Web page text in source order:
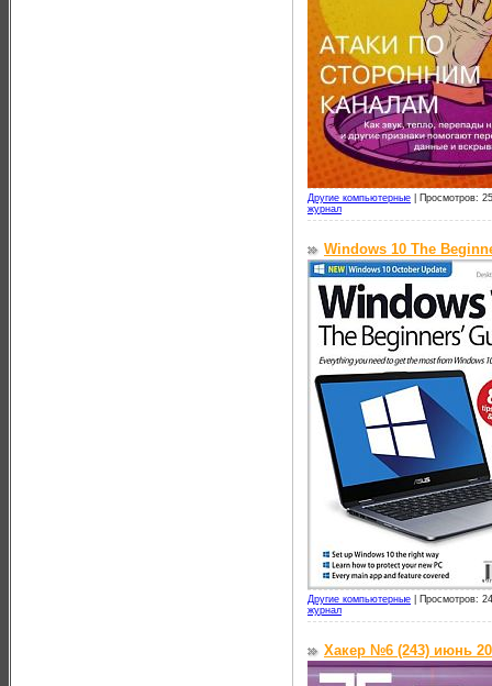
Другие компьютерные
Просмотров:
журнал
Windows 10 The
Другие компьютерные
Просмотров:
журнал
Хакер №6 (243) июнь